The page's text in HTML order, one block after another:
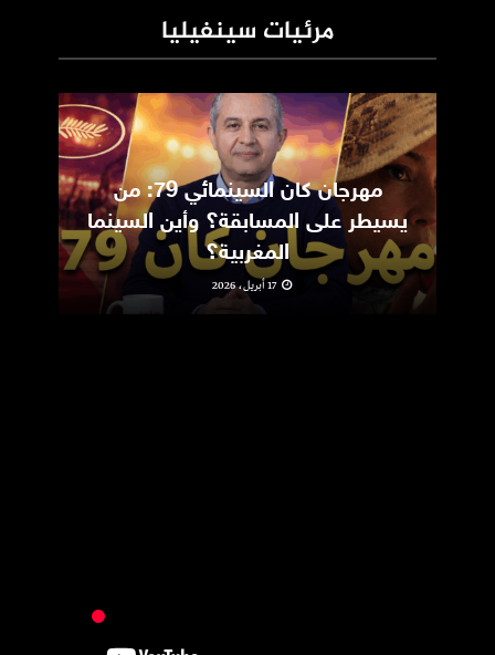
مرئيات سينفيليا
مهرجان كان السينمائي 79: من
يسيطر على المسابقة؟ وأين السينما
المغربية؟
17 أبريل، 2026